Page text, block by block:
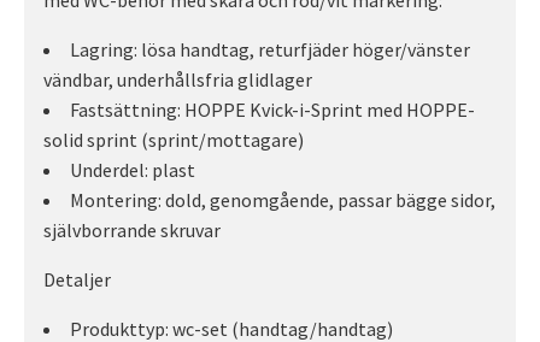
Lagring: lösa handtag, returfjäder höger/vänster
vändbar, underhållsfria glidlager
Fastsättning: HOPPE Kvick-i-Sprint med HOPPE-
solid sprint (sprint/mottagare)
Underdel: plast
Montering: dold, genomgående, passar bägge sidor,
självborrande skruvar
Detaljer
Produkttyp: wc-set (handtag/handtag)